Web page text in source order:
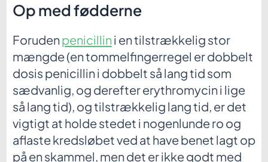
Op med fødderne
Forudenpenicillini en tilstrækkelig stor
mængde (en tommelfingerregel er dobbelt
dosis penicillin i dobbelt så lang tid som
sædvanlig, og derefter erythromycin i lige
så lang tid), og tilstrækkelig lang tid, er det
vigtigt at holde stedet i nogenlunde ro og
aflaste kredsløbet ved at have benet lagt op
på en skammel, men det er ikke godt med